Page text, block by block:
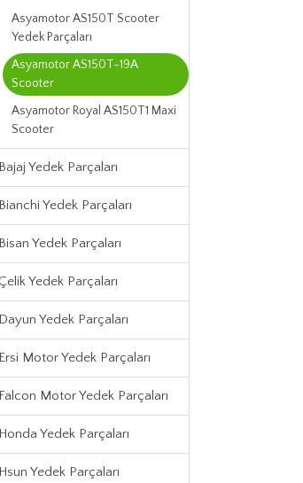
Asyamotor AS150T Scooter
Yedek Parçaları
Asyamotor AS150T-19A
Scooter
Asyamotor Royal AS150T1 Maxi
Scooter
Bajaj Yedek Parçaları
Bianchi Yedek Parçaları
Bisan Yedek Parçaları
Çelik Yedek Parçaları
Dayun Yedek Parçaları
Ersi Motor Yedek Parçaları
Falcon Motor Yedek Parçaları
Honda Yedek Parçaları
Hsun Yedek Parçaları